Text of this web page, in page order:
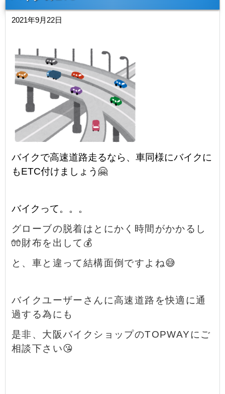
2021年9月22日
バイクで高速道路走るなら、車同様にバイクに
もETC付けましょう🤗
バイクって。。。
グローブの脱着はとにかく時間がかかるし
🧤財布を出して💰
と、 車と違って結構面倒ですよね😅
バイクユーザーさんに高速道路を快適に通
過する為にも
是非、大阪バイクショップのTOPWAYにご
相談下さい😘